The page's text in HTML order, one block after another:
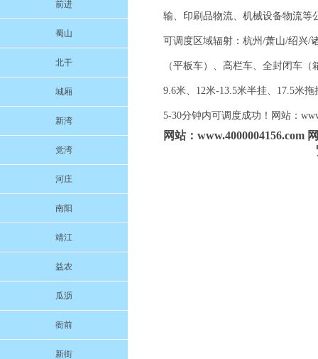
前进
蜀山
北干
城厢
新湾
党湾
河庄
南阳
靖江
益农
瓜沥
衙前
新街
输、印刷品物流、机械设备物流等
可调度区域辐射：杭州/萧山/绍兴/
（平板车）、高栏车、全封闭车
9.6米、12米-13.5米半挂、17.5米
5-30分钟内可调度成功！网站：
网站：www.4000004156.com